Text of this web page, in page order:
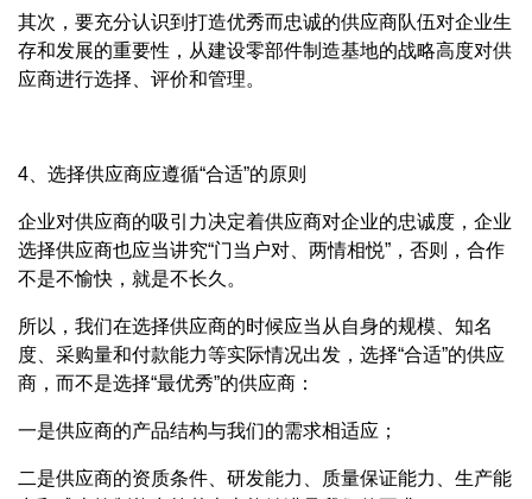
其次，要充分认识到打造优秀而忠诚的供应商队伍对企业生
存和发展的重要性，从建设零部件制造基地的战略高度对供
应商进行选择、评价和管理。
4、选择供应商应遵循“合适”的原则
企业对供应商的吸引力决定着供应商对企业的忠诚度，企业
选择供应商也应当讲究“门当户对、两情相悦”，否则，合作
不是不愉快，就是不长久。
所以，我们在选择供应商的时候应当从自身的规模、知名
度、采购量和付款能力等实际情况出发，选择“合适”的供应
商，而不是选择“最优秀”的供应商：
一是供应商的产品结构与我们的需求相适应；
二是供应商的资质条件、研发能力、质量保证能力、生产能